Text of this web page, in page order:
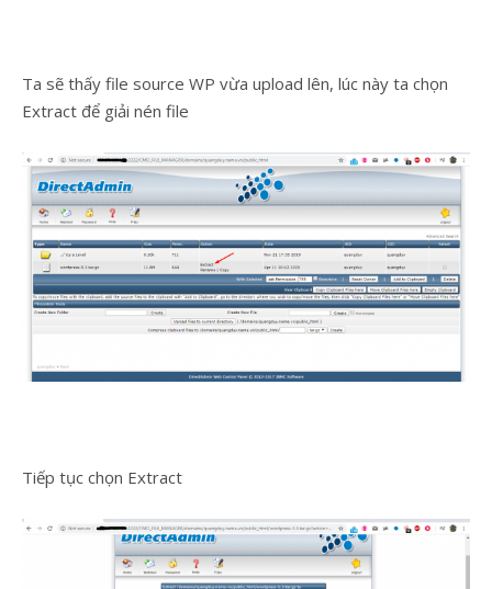
Ta sẽ thấy file source WP vừa upload lên, lúc này ta chọn
Extract để giải nén file
Tiếp tục chọn Extract